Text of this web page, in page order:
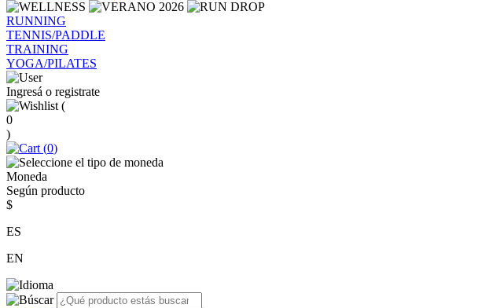
RUNNING
TENNIS/PADDLE
TRAINING
YOGA/PILATES
Ingresá o registrate
(
0
)
(0)
Moneda
Según producto
$
ES
EN